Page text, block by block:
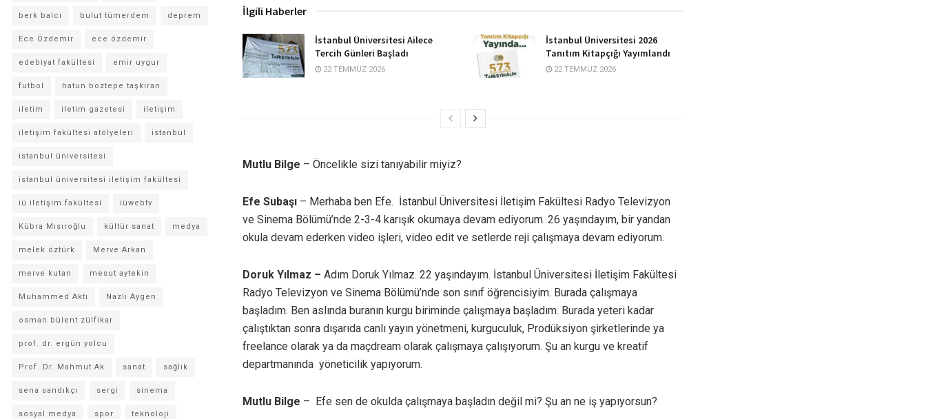
İlgili Haberler
İstanbul Üniversitesi Ailece
Tercih Günleri Başladı
22 TEMMUZ 2026
İstanbul Üniversitesi 2026
Tanıtım Kitapçığı Yayımlandı
22 TEMMUZ 2026
Mutlu Bilge – Öncelikle sizi tanıyabilir miyiz?
Efe Subaşı – Merhaba ben Efe. İstanbul Üniversitesi İletişim Fakültesi Radyo Televizyon
ve Sinema Bölümü’nde 2-3-4 karışık okumaya devam ediyorum. 26 yaşındayım, bir yandan
okula devam ederken video işleri, video edit ve setlerde reji çalışmaya devam ediyorum.
Doruk Yılmaz – Adım Doruk Yılmaz. 22 yaşındayım. İstanbul Üniversitesi İletişim Fakültesi
Radyo Televizyon ve Sinema Bölümü’nde son sınıf öğrencisiyim. Burada çalışmaya
başladım. Ben aslında buranın kurgu biriminde çalışmaya başladım. Burada yeteri kadar
çalıştıktan sonra dışarıda canlı yayın yönetmeni, kurguculuk, Prodüksiyon şirketlerinde ya
freelance olarak ya da maçdream olarak çalışmaya çalışıyorum. Şu an kurgu ve kreatif
departmanında yöneticilik yapıyorum.
Mutlu Bilge – Efe sen de okulda çalışmaya başladın değil mi? Şu an ne iş yapıyorsun?
berk balcı bulut tümerdem deprem
Ece Özdemir ece özdemir
edebiyat fakültesi emir uygur
futbol hatun boztepe taşkıran
iletim iletim gazetesi iletişim
iletişim fakültesi atölyeleri istanbul
istanbul üniversitesi
istanbul üniversitesi iletişim fakültesi
iü iletişim fakültesi iüwebtv
Kübra Mısıroğlu kültür sanat medya
melek öztürk Merve Arkan
merve kutan mesut aytekin
Muhammed Aktı Nazlı Aygen
osman bülent zülfikar
prof. dr. ergün yolcu
Prof. Dr. Mahmut Ak sanat sağlık
sena sandıkçı sergi sinema
sosyal medya spor teknoloji